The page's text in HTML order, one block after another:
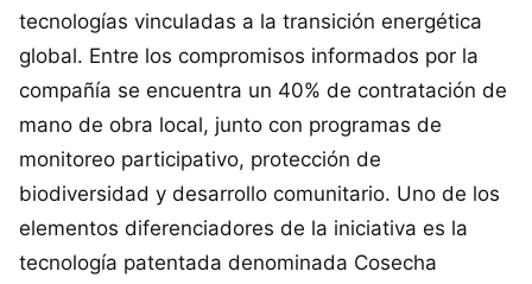
tecnologías vinculadas a la transición energética
global. Entre los compromisos informados por la
compañía se encuentra un 40% de contratación de
mano de obra local, junto con programas de
monitoreo participativo, protección de
biodiversidad y desarrollo comunitario. Uno de los
elementos diferenciadores de la iniciativa es la
tecnología patentada denominada Cosecha